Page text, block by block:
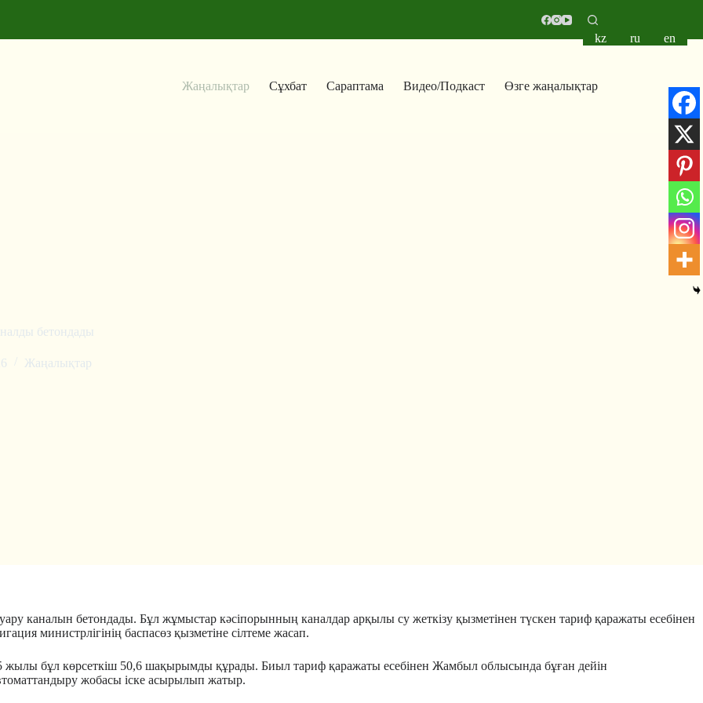
Жаңалықтар Сұхбат Сараптама Видео/Подкаст Өзге жаңалықтар
kz ru en
бетондады
Жаңалықтар
каналын бетондады. Бұл жұмыстар кәсіпорынның каналдар арқылы су жеткізу қызметінен түскен тариф қаражаты есебінен
министрлігінің баспасөз қызметіне сілтеме жасап.
бұл көрсеткіш 50,6 шақырымды құрады. Биыл тариф қаражаты есебінен Жамбыл облысында бұған дейін
жобасы іске асырылып жатыр.